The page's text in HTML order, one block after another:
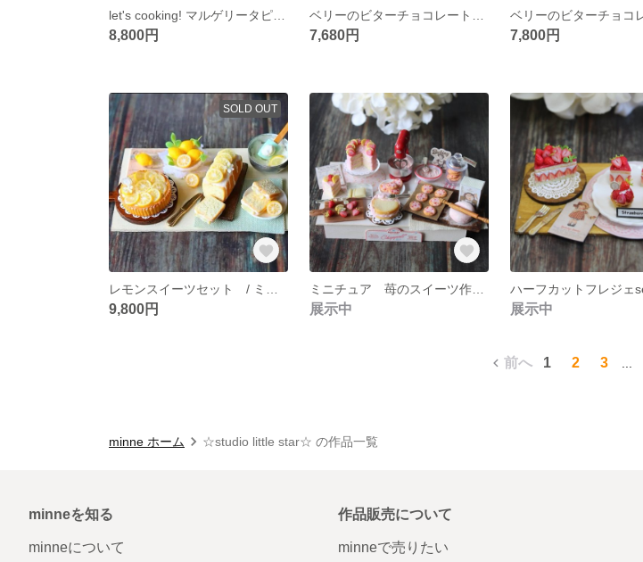
8,800円 7,680円 7,800円
SOLD OUT
9,800円
ミニチュア 苺のスイーツ作り / 粘土 フェイクスイーツ ドールハウス
展示中 展示中
前へ 1 2 3
minne ホーム ☆studio little star☆ の作品一覧
minneを知る
minneについて
作品販売について
minneで売りたい